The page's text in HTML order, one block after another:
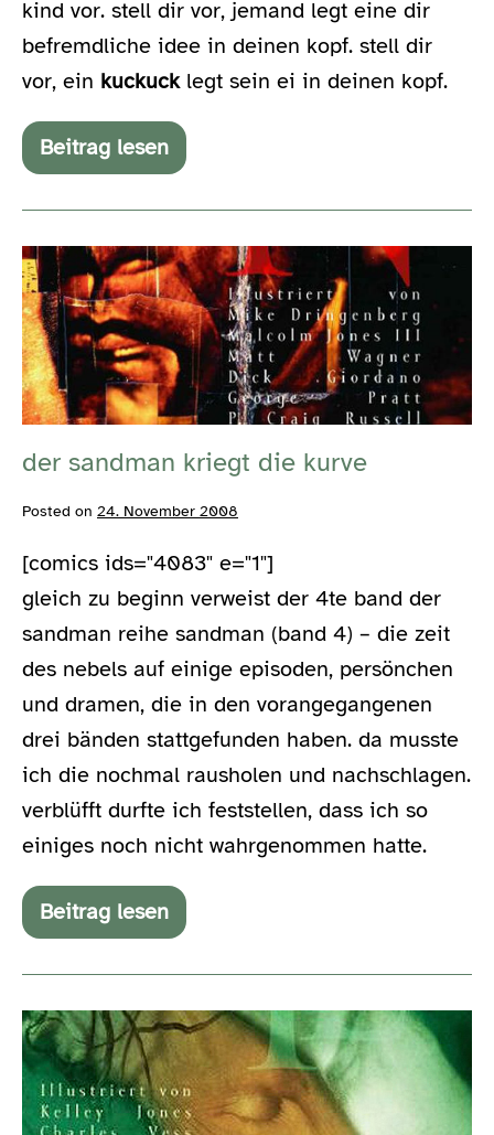
kind vor. stell dir vor, jemand legt eine dir
befremdliche idee in deinen kopf. stell dir
vor, ein kuckucklegt sein ei in deinen kopf.
Beitrag lesen
kuckuck
in
der
sandman
kriegt
die
kurve
der sandman kriegt die kurve
Posted on 24. November 2008
[comics ids="4083" e="1"]
gleich zu beginn verweist der 4te band der
sandman reihe sandman (band 4) – die zeit
des nebels auf einige episoden, persönchen
und dramen, die in den vorangegangenen
drei bänden stattgefunden haben. da musste
ich die nochmal rausholen und nachschlagen.
verblüfft durfte ich feststellen, dass ich so
einiges noch nicht wahrgenommen hatte.
Beitrag lesen
der
sandman
kurve
Batman
deepthroated